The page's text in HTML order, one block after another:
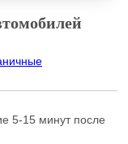
5-15 минут после